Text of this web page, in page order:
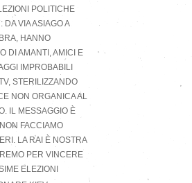
POLITICHE
DA VIA ASIAGO A
HANNO
DI AMANTI, AMICI E
IMPROBABILI
STERILIZZANDO
NON ORGANICA AL
IL MESSAGGIO È
FACCIAMO
LA RAI È NOSTRA
PER VINCERE
ELEZIONI